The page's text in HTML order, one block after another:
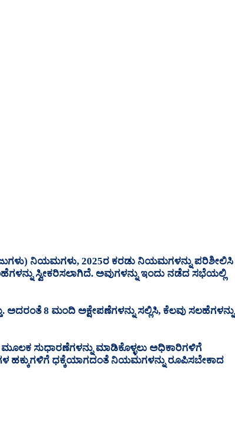
ನಿಯಮಗಳು, 2025ರ ಕರಡು ನಿಯಮಗಳನ್ನು ಪರಿಶೀಲಿಸಿ
ಸ್ವೀಕರಿಸಲಾಗಿದೆ. ಅವುಗಳನ್ನು ಇಂದು ನಡೆದ ಸಭೆಯಲ್ಲಿ
8 ಮಂದಿ ಅಕ್ಷೇಪಣೆಗಳನ್ನು ಸಲ್ಲಿಸಿ, ಕೆಲವು ಸಲಹೆಗಳನ್ನು
ಸುಧಾರಣೆಗಳನ್ನು ಮಾಡಿಕೊಳ್ಳಲು ಅಧಿಕಾರಿಗಳಿಗೆ
ಧಕ್ಕೆಯಾಗದಂತೆ ನಿಯಮಗಳನ್ನು ರೂಪಿಸಬೇಕಾದ